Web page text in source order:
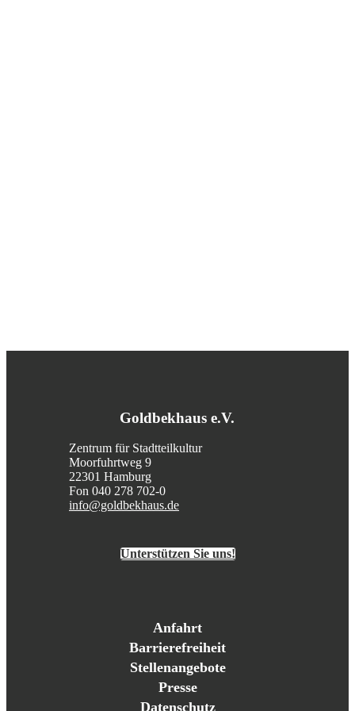
Goldbekhaus e.V.
Zentrum für Stadtteilkultur
Moorfuhrtweg 9
22301 Hamburg
Fon 040 278 702-0
info@goldbekhaus.de
Unterstützen Sie uns!
Anfahrt
Barrierefreiheit
Stellenangebote
Presse
Datenschutz